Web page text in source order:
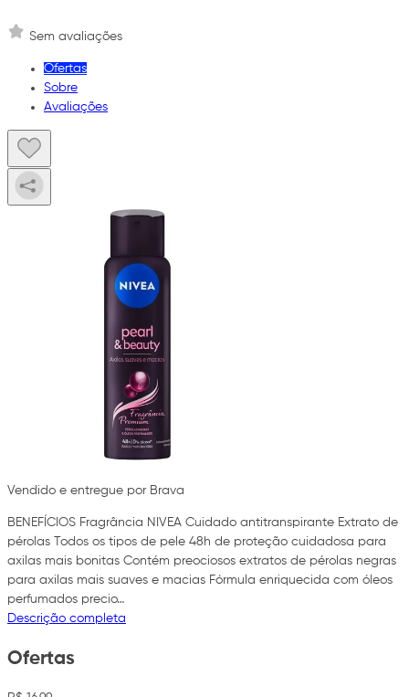
Sem avaliações
Ofertas
Sobre
Avaliações
Vendido e entregue por Brava
BENEFÍCIOS Fragrância NIVEA Cuidado antitranspirante Extrato de
pérolas Todos os tipos de pele 48h de proteção cuidadosa para
axilas mais bonitas Contém preociosos extratos de pérolas negras
para axilas mais suaves e macias Fórmula enriquecida com óleos
perfumados precio…
Descrição completa
Ofertas